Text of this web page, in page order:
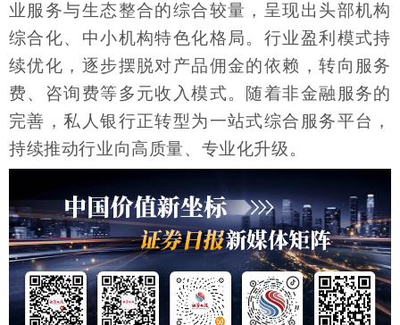
业服务与生态整合的综合较量，呈现出头部机构
综合化、中小机构特色化格局。行业盈利模式持
续优化，逐步摆脱对产品佣金的依赖，转向服务
费、咨询费等多元收入模式。随着非金融服务的
完善，私人银行正转型为一站式综合服务平台，
持续推动行业向高质量、专业化升级。